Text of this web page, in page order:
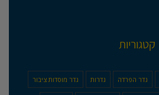
קטגוריות
גדר הפרדה גדרות גדר מוסדות ציבור